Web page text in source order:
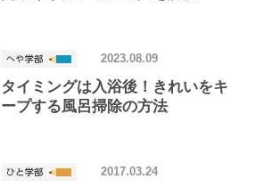
タイミングは入浴後！きれいをキ
ープする風呂掃除の方法
2023.08.09
2017.03.24